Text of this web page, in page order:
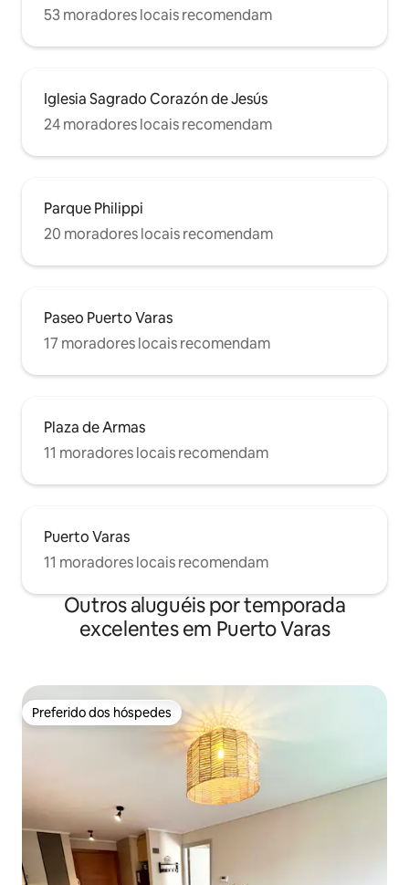
53 moradores locais recomendam
Iglesia Sagrado Corazón de Jesús
24 moradores locais recomendam
Parque Philippi
20 moradores locais recomendam
Paseo Puerto Varas
17 moradores locais recomendam
Plaza de Armas
11 moradores locais recomendam
Puerto Varas
11 moradores locais recomendam
Outros aluguéis por temporada
excelentes em Puerto Varas
Preferido dos hóspedes
Preferido dos hóspedes